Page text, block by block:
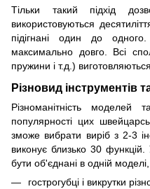
Тільки такий підхід
використовуються
підігнані один до
максимально довго. Всі
пружини і т.д.)
Різновид інструментів
Різноманітність моделей
популярності цих
зможе вибрати виріб з 2-3
виконує близько 30 функцій.
бути об'єднані в одній
гострогубці і викрутки